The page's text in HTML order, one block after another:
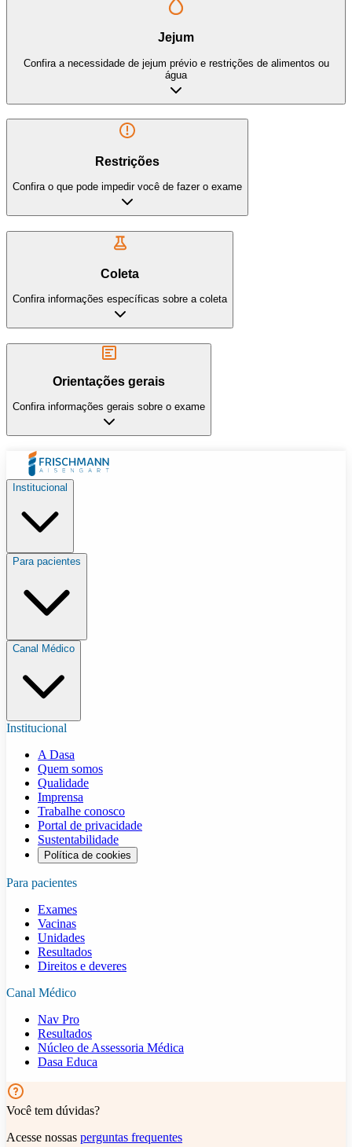
Jejum
Confira a necessidade de jejum prévio e restrições de alimentos ou
água
Restrições
Confira o que pode impedir você de fazer o exame
Coleta
Confira informações específicas sobre a coleta
Orientações gerais
Confira informações gerais sobre o exame
Institucional
Para pacientes
Canal Médico
Institucional
A Dasa
Quem somos
Qualidade
Imprensa
Trabalhe conosco
Portal de privacidade
Sustentabilidade
Política de cookies
Para pacientes
Exames
Vacinas
Unidades
Resultados
Direitos e deveres
Canal Médico
Nav Pro
Resultados
Núcleo de Assessoria Médica
Dasa Educa
Você tem dúvidas?
Acesse nossas perguntas frequentes